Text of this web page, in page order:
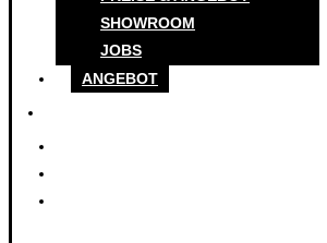
SHOWROOM
JOBS
ANGEBOT